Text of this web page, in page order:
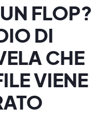
FLOP?
DI
CHE
VIENE